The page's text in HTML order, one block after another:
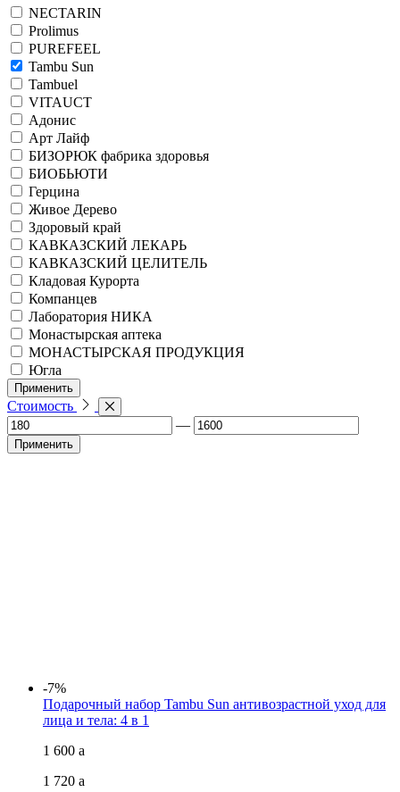
NECTARIN
Prolimus
PUREFEEL
Tambu Sun
Tambuel
VITAUCT
Адонис
Арт Лайф
БИЗОРЮК фабрика здоровья
БИОБЬЮТИ
Герцина
Живое Дерево
Здоровый край
КАВКАЗСКИЙ ЛЕКАРЬ
КАВКАЗСКИЙ ЦЕЛИТЕЛЬ
Кладовая Курорта
Компанцев
Лаборатория НИКА
Монастырская аптека
МОНАСТЫРСКАЯ ПРОДУКЦИЯ
Югла
Применить
Стоимость
—
Применить
-7%
Подарочный набор Tambu Sun антивозрастной уход для
лица и тела: 4 в 1
1 600 a
1 720 a